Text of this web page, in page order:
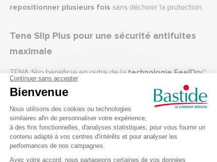
repositionner plusieurs fois sans déchirer la protection.
Tena Slip Plus pour une sécurité antifuites
maximale
TENA Slip bénéficie en outre de latechnologie FeelDry™
pour une absorption incomparable
et d'un double
noyau qui absorbe et piège rapidement l'urine. Pour une
plus grande efficacité, le change comprend un
témoin
d'humidité permettant de savoir quand celui-ci est saturé.
Respecte les peaux délicates